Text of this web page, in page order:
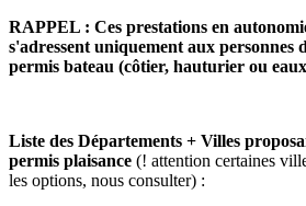
RAPPEL : Ces prestations en
s'adressent uniquement aux personnes
permis bateau (côtier, hauturier ou
Liste des Départements + Villes
permis plaisance (! attention certaines
les options, nous consulter) :